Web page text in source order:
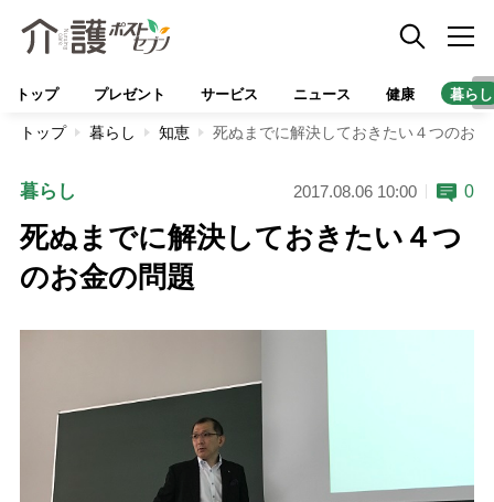
トップ プレゼント サービス ニュース 健康 暮らし
トップ 暮らし 知恵 死ぬまでに解決しておきたい４つのお
暮らし 2017.08.06 10:00 0
死ぬまでに解決しておきたい４つ
のお金の問題